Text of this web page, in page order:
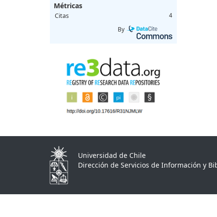
Métricas
Citas 4
By
Universidad de Chile
Dirección de Servicios de Información y